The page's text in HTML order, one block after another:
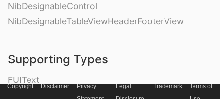
NibDesignableControl
NibDesignableTableViewHeaderFooterView
Supporting Types
FUIText
Copyright Disclaimer
Privacy
Legal
Trademark
Terms of